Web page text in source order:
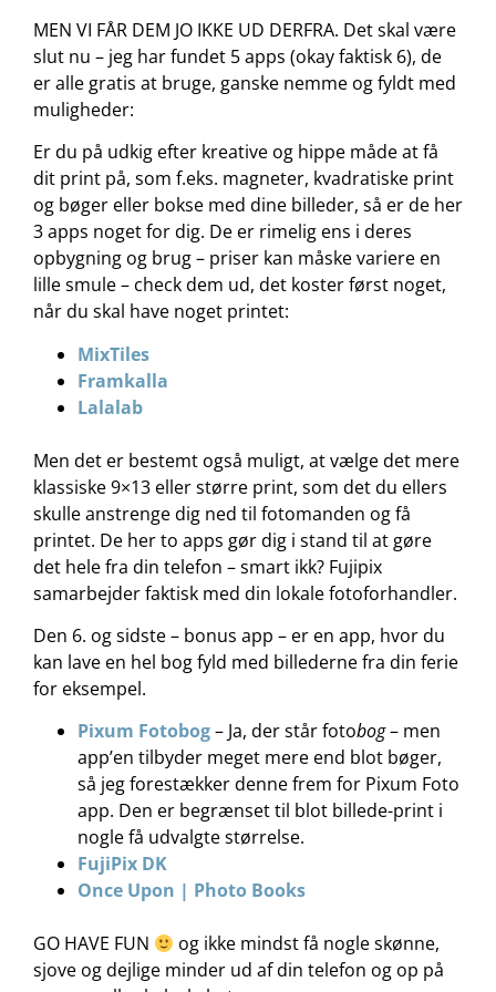
MEN VI FÅR DEM JO IKKE UD DERFRA. Det skal være
slut nu – jeg har fundet 5 apps (okay faktisk 6), de
er alle gratis at bruge, ganske nemme og fyldt med
muligheder:
Er du på udkig efter kreative og hippe måde at få
dit print på, som f.eks. magneter, kvadratiske print
og bøger eller bokse med dine billeder, så er de her
3 apps noget for dig. De er rimelig ens i deres
opbygning og brug – priser kan måske variere en
lille smule – check dem ud, det koster først noget,
når du skal have noget printet:
MixTiles
Framkalla
Lalalab
Men det er bestemt også muligt, at vælge det mere
klassiske 9×13 eller større print, som det du ellers
skulle anstrenge dig ned til fotomanden og få
printet. De her to apps gør dig i stand til at gøre
det hele fra din telefon – smart ikk? Fujipix
samarbejder faktisk med din lokale fotoforhandler.
Den 6. og sidste – bonus app – er en app, hvor du
kan lave en hel bog fyld med billederne fra din ferie
for eksempel.
Pixum Fotobog– Ja, der står fotobog– men
app’en tilbyder meget mere end blot bøger,
så jeg forestækker denne frem for Pixum Foto
app. Den er begrænset til blot billede-print i
nogle få udvalgte størrelse.
FujiPix DK
Once Upon | Photo Books
GO HAVE FUN
og ikke mindst få nogle skønne,
sjove og dejlige minder ud af din telefon og op på